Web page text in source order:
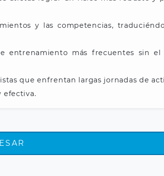
y las competencias,
entrenamiento más frecuentes sin
que enfrentan largas jornadas de
efectiva.